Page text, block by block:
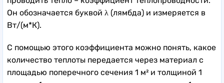
Он обозначается буквой λ (лямбда) и измеряется в
Вт/(м*К).
С помощью этого коэффициента можно понять, какое
количество теплоты передается через материал с
площадью поперечного сечения 1 м² и толщиной 1